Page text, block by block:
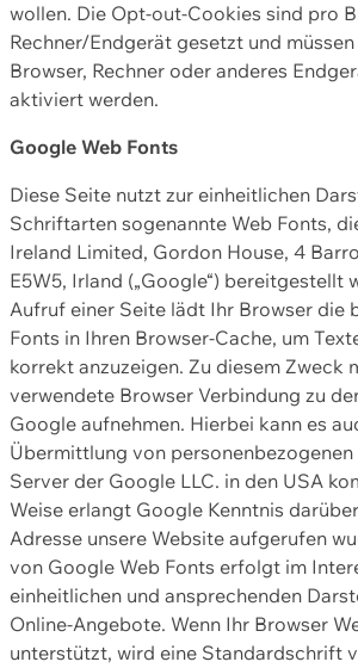
wollen. Die Opt-out-Cookies sind pro
Rechner/Endgerät gesetzt und
Browser, Rechner oder anderes
aktiviert werden.
Google Web Fonts
Diese Seite nutzt zur einheitlichen
Schriftarten sogenannte Web Fonts,
Ireland Limited, Gordon House, 4
E5W5, Irland („Google“) bereitgestellt
Aufruf einer Seite lädt Ihr Browser die
Fonts in Ihren Browser-Cache, um
korrekt anzuzeigen. Zu diesem Zweck
verwendete Browser Verbindung zu
Google aufnehmen. Hierbei kann es
Übermittlung von personenbezogenen
Server der Google LLC. in den USA
Weise erlangt Google Kenntnis
Adresse unsere Website aufgerufen
von Google Web Fonts erfolgt im
einheitlichen und ansprechenden
Online-Angebote. Wenn Ihr Browser
unterstützt, wird eine Standardschrift